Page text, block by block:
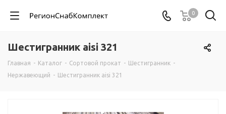
0
Шестигранник aisi 321
Главная - Каталог - Сортовой прокат - Шестигранник -
Нержавеющий - Шестигранник aisi 321